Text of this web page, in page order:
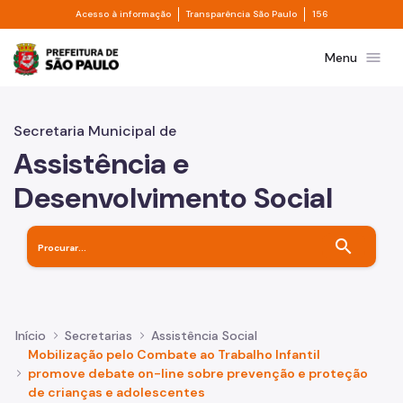
Pular para o Conteúdo principal
Acesso à informação Divisor de acesso à informação
Transparência São Paulo Divisor de
156
Prefeitura de São PauloMenu menu
Secretaria Municipal de
Assistência e
Desenvolvimento Social
search
Início Secretarias
Assistência Social
Mobilização pelo Combate ao Trabalho Infantil
promove debate on-line sobre prevenção e proteção
de crianças e adolescentes